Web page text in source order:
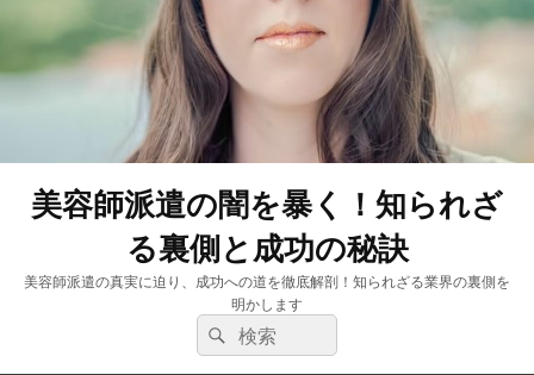
美容師派遣の闇を暴く！知られざ
る裏側と成功の秘訣
美容師派遣の真実に迫り、成功への道を徹底解剖！知られざる業界の裏側を
明かします
検
索:
検
索